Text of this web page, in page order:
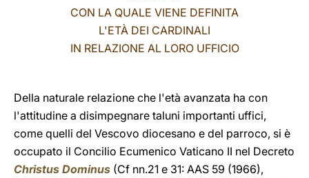
CON LA QUALE VIENE DEFINITA
L'ETÀ DEI CARDINALI
IN RELAZIONE AL LORO UFFICIO
Della naturale relazione che l'età avanzata ha con
l'attitudine a disimpegnare taluni importanti uffici,
come quelli del Vescovo diocesano e del parroco, si è
occupato il Concilio Ecumenico Vaticano II nel Decreto
Christus Dominus (Cf nn.21 e 31: AAS 59 (1966),